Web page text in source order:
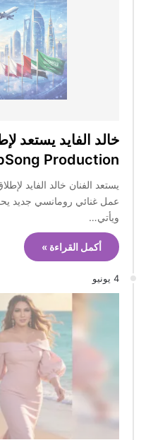
خالد الفايد يستعد
Production
يستعد الفنان خالد الفايد
عمل غنائي رومانسي جديد
ويأتي…
أكمل القراءة »
4 يونيو